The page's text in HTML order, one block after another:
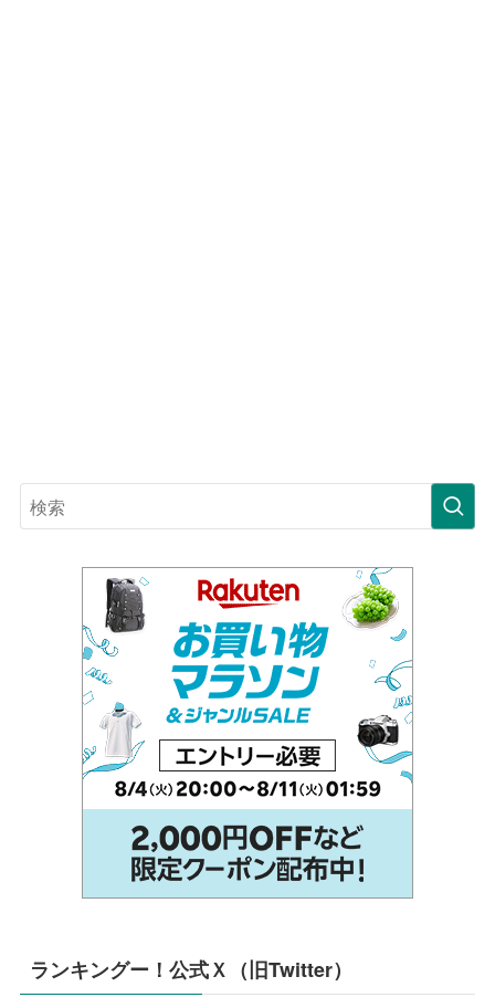
ランキングー！公式Ｘ（旧Twitter）